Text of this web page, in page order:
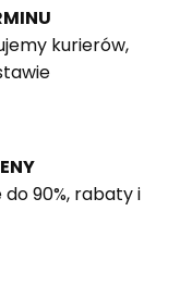
kurierów,
90%, rabaty i